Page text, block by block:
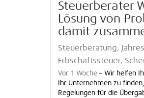
Steuerberater
Lösung von
damit
Steuerberatung,
Erbschaftssteuer,
Vor 1 Woche – Wir helfen
Ihr Unternehmen zu
Regelungen für die